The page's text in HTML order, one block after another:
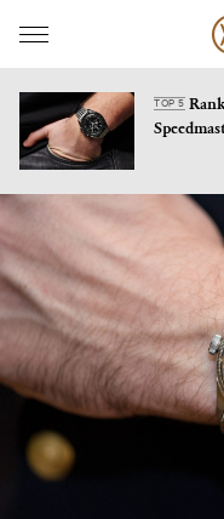
Skip
content
TOP 5